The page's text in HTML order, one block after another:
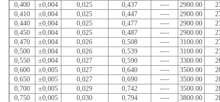
0,400
±0,004 0,025 0,437 ---- 2900.00
0,410
±0,004 0,025 0,447 ---- 2900.00
0,440
±0,004 0,025 0,477 ---- 2900.00
0,450
±0,004 0,025 0,487 ---- 2900.00
0,470
±0,004 0,026 0,508 ---- 3100.00
0,500
±0,004 0,026 0,539 ---- 3100.00
0,550
±0,004 0,027 0,590 ---- 3300.00
0,600
±0,005 0,027 0,640 ---- 3500.00
0,650
±0,005 0,027 0,690 ---- 3500.00
0,700
±0,005 0,029 0,742 ---- 3500.00
0,750
±0,005 0,030 0,794 ---- 3800.00